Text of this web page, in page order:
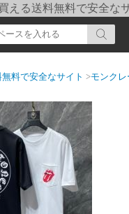
える送料無料で安全な
料で安全なサイト >モンク